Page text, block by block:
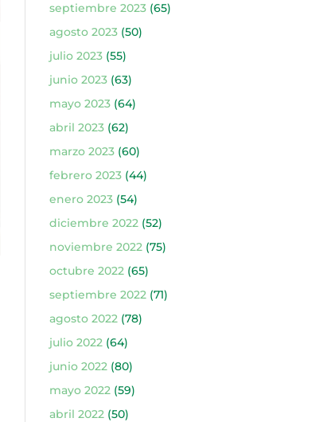
septiembre 2023(65)
agosto 2023(50)
julio 2023(55)
junio 2023(63)
mayo 2023(64)
abril 2023(62)
marzo 2023(60)
febrero 2023(44)
enero 2023(54)
diciembre 2022(52)
noviembre 2022(75)
octubre 2022(65)
septiembre 2022(71)
agosto 2022(78)
julio 2022(64)
junio 2022(80)
mayo 2022(59)
abril 2022(50)